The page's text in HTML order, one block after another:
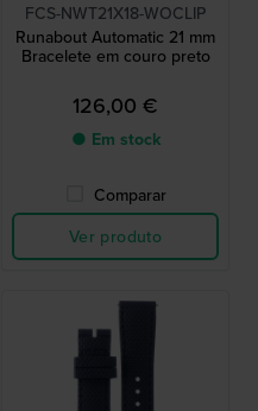
FCS-NWT21X18-WOCLIP
Runabout Automatic 21 mm
Bracelete em couro preto
126,00 €
● Em stock
Comparar
Ver produto